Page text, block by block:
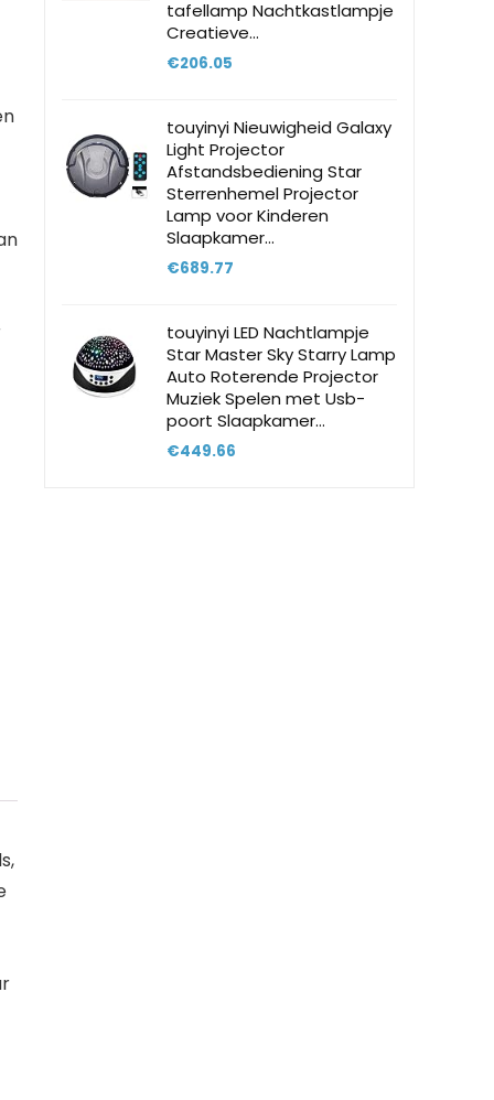
tafellamp Nachtkastlampje
Creatieve…
€206.05
touyinyi Nieuwigheid Galaxy
Light Projector
Afstandsbediening Star
Sterrenhemel Projector
Lamp voor Kinderen
Slaapkamer…
€689.77
touyinyi LED Nachtlampje
Star Master Sky Starry Lamp
Auto Roterende Projector
Muziek Spelen met Usb-
poort Slaapkamer…
€449.66